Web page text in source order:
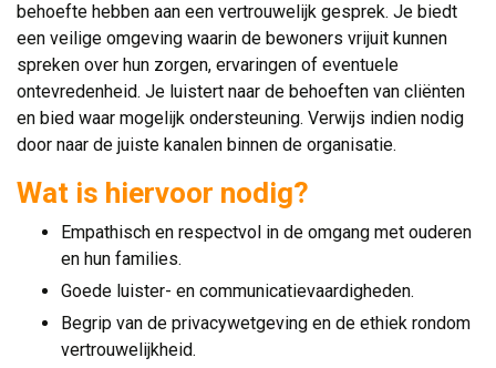
behoefte hebben aan een vertrouwelijk gesprek. Je biedt
een veilige omgeving waarin de bewoners vrijuit kunnen
spreken over hun zorgen, ervaringen of eventuele
ontevredenheid. Je luistert naar de behoeften van cliënten
en bied waar mogelijk ondersteuning. Verwijs indien nodig
door naar de juiste kanalen binnen de organisatie.
Wat is hiervoor nodig?
Empathisch en respectvol in de omgang met ouderen
en hun families.
Goede luister- en communicatievaardigheden.
Begrip van de privacywetgeving en de ethiek rondom
vertrouwelijkheid.